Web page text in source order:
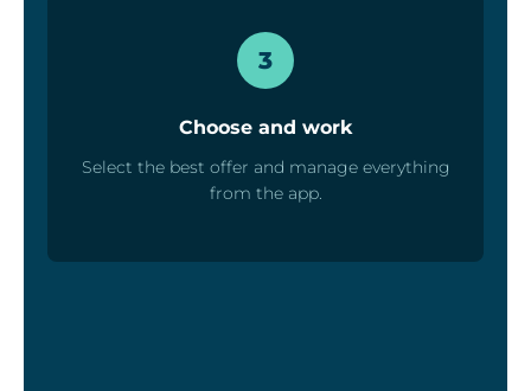
3
Choose and work
Select the best offer and manage everything
from the app.